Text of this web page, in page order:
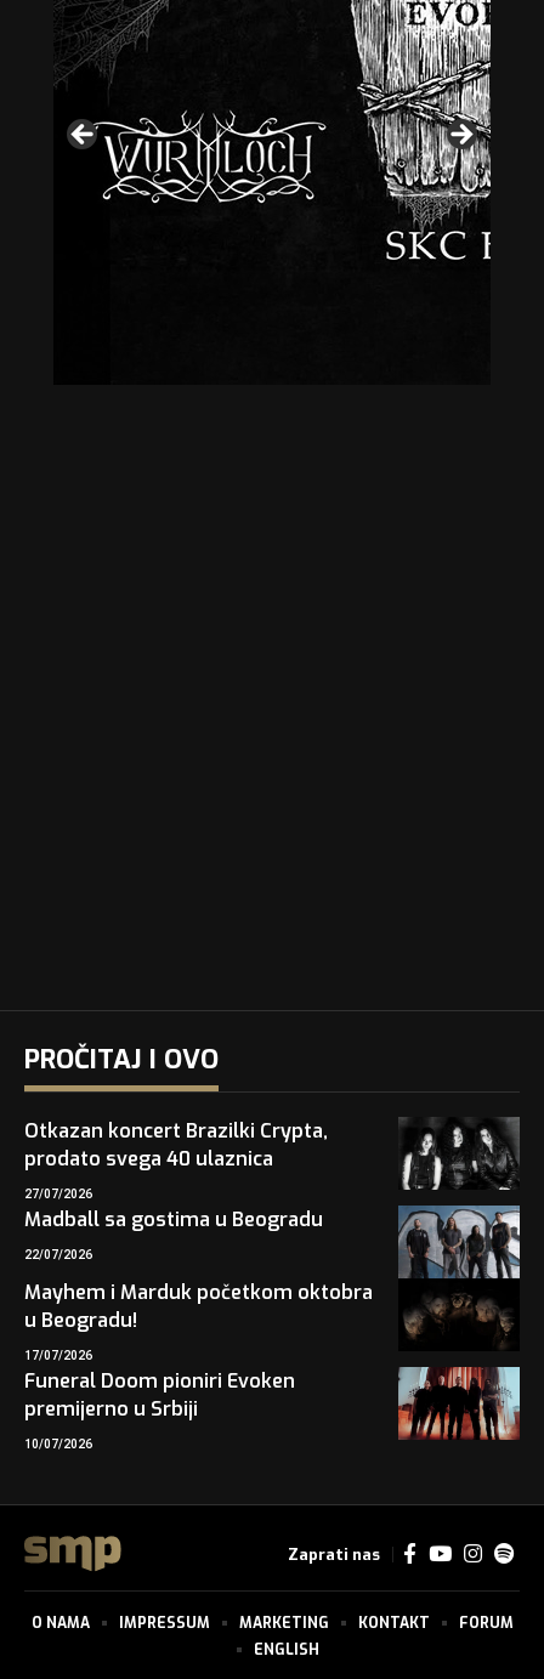
PROČITAJ I OVO
Otkazan koncert Brazilki Crypta,
prodato svega 40 ulaznica
27/07/2026
Madball sa gostima u Beogradu
22/07/2026
Mayhem i Marduk početkom oktobra
u Beogradu!
17/07/2026
Funeral Doom pioniri Evoken
premijerno u Srbiji
10/07/2026
Zaprati nas
O NAMA IMPRESSUM MARKETING KONTAKT
FORUM
ENGLISH